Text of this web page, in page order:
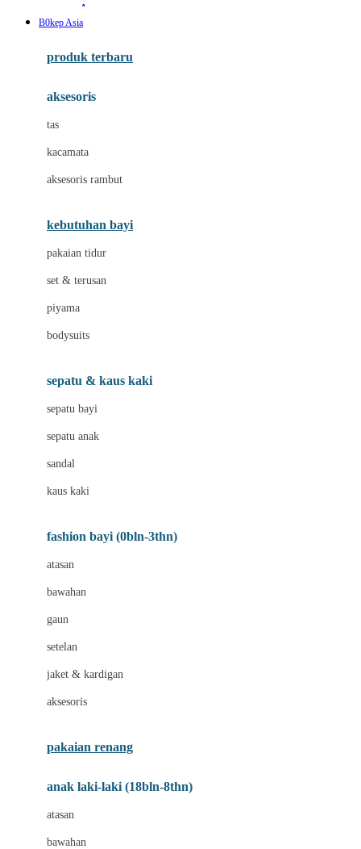
Awan
Baabaasheepz
Baby Dove
Baby Jogger
Beauty Barn
Bio Oil
Biolane
Bizzi Growin
Blooming Marvellous
Bravado
Buds Organics
Bugaboo
C
B0kep Asia
produk terbaru
aksesoris
tas
kacamata
aksesoris rambut
kebutuhan bayi
pakaian tidur
set & terusan
piyama
bodysuits
sepatu & kaus kaki
sepatu bayi
sepatu anak
sandal
kaus kaki
fashion bayi (0bln-3thn)
atasan
bawahan
gaun
setelan
jaket & kardigan
aksesoris
pakaian renang
anak laki-laki (18bln-8thn)
atasan
bawahan